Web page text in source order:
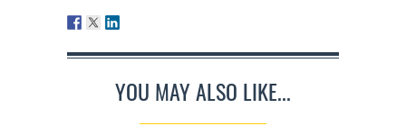
YOU MAY ALSO LIKE...